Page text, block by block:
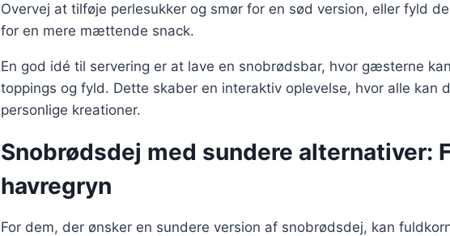
Overvej at tilføje perlesukker og smør for en sød version, eller fyld
for en mere mættende snack.
En god idé til servering er at lave en snobrødsbar, hvor gæsterne
toppings og fyld. Dette skaber en interaktiv oplevelse, hvor alle kan
personlige kreationer.
Snobrødsdej med sundere alternativer:
havregryn
For dem, der ønsker en sundere version af snobrødsdej, kan